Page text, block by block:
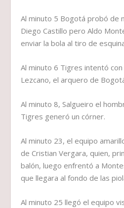
Al minuto 5 Bogotá probó de
Diego Castillo pero Aldo
enviar la bola al tiro de
Al minuto 6 Tigres intentó
Lezcano, el arquero de
Al minuto 8, Salgueiro el
Tigres generó un córner.
Al minuto 23, el equipo
de Cristian Vergara, quien,
balón, luego enfrentó a
que llegara al fondo de las
Al minuto 25 llegó el equipo